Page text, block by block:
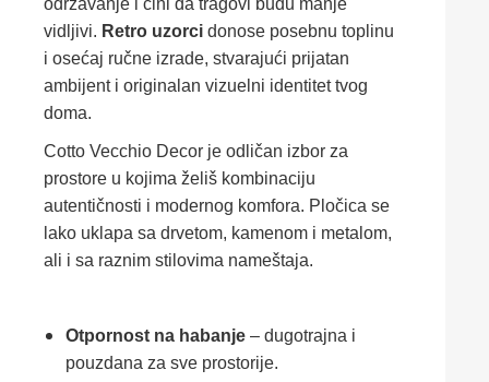
održavanje i čini da tragovi budu manje
vidljivi. Retro uzorci donose posebnu toplinu
i osećaj ručne izrade, stvarajući prijatan
ambijent i originalan vizuelni identitet tvog
doma.
Cotto Vecchio Decor je odličan izbor za
prostore u kojima želiš kombinaciju
autentičnosti i modernog komfora. Pločica se
lako uklapa sa drvetom, kamenom i metalom,
ali i sa raznim stilovima nameštaja.
Otpornost na habanje – dugotrajna i
pouzdana za sve prostorije.